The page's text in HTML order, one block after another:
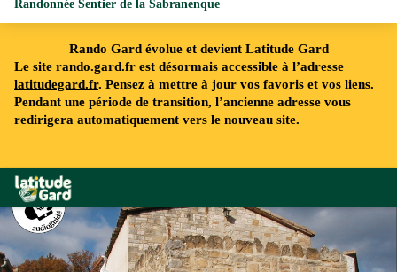
Rando Gard évolue et devient Latitude Gard
Le site rando.gard.fr est désormais accessible à l’adresse
latitudegard.fr. Pensez à mettre à jour vos favoris et vos liens.
Pendant une période de transition, l’ancienne adresse vous
redirigera automatiquement vers le nouveau site.
Rando Gard
Randonnée Sentier de la Sabranenque